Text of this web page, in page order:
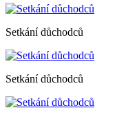
Setkání důchodců
Setkání důchodců